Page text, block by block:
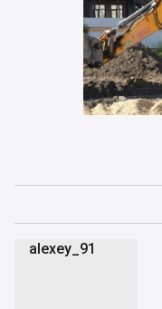
alexey_91